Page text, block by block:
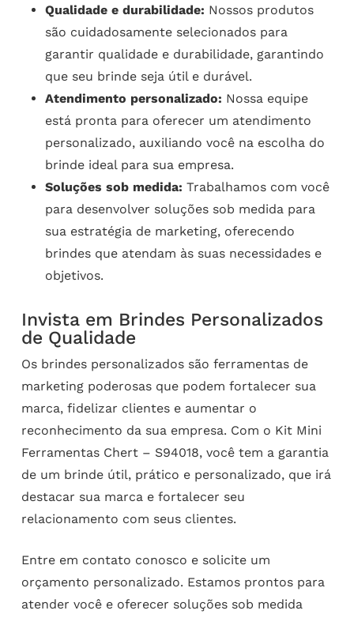
Qualidade e durabilidade: Nossos produtos
são cuidadosamente selecionados para
garantir qualidade e durabilidade, garantindo
que seu brinde seja útil e durável.
Atendimento personalizado: Nossa equipe
está pronta para oferecer um atendimento
personalizado, auxiliando você na escolha do
brinde ideal para sua empresa.
Soluções sob medida: Trabalhamos com você
para desenvolver soluções sob medida para
sua estratégia de marketing, oferecendo
brindes que atendam às suas necessidades e
objetivos.
Invista em Brindes Personalizados
de Qualidade
Os brindes personalizados são ferramentas de
marketing poderosas que podem fortalecer sua
marca, fidelizar clientes e aumentar o
reconhecimento da sua empresa. Com o Kit Mini
Ferramentas Chert – S94018, você tem a garantia
de um brinde útil, prático e personalizado, que irá
destacar sua marca e fortalecer seu
relacionamento com seus clientes.
Entre em contato conosco e solicite um
orçamento personalizado. Estamos prontos para
atender você e oferecer soluções sob medida